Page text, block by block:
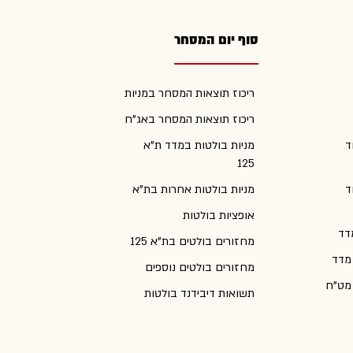
מדד
מט"ח
סוף יום המסחר
ריכוז תוצאות המסחר במניות
ריכוז תוצאות המסחר באג"ח
מניות בולטות במדד ת"א
125
מניות בולטות אחרות בת"א
אופציות בולטות
מחזורים בולטים בת"א 125
מחזורים בולטים נוספים
תשואות דיבידנד בולטות